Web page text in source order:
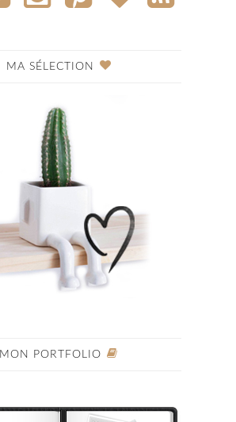
MA SÉLECTION
MON PORTFOLIO